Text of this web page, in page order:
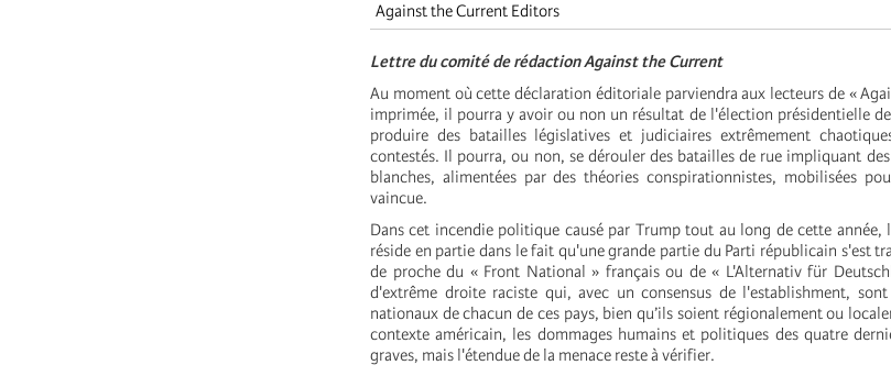
Against the Current Editors
Lettre du comité de rédaction Against the Current
Au moment où cette déclaration éditoriale parviendra aux lecteurs de «
imprimée, il pourra y avoir ou non un résultat de l'élection présidentielle
produire des batailles législatives et judiciaires extrêmement
contestés. Il pourra, ou non, se dérouler des batailles de rue impliquant
blanches, alimentées par des théories conspirationnistes, mobilisées
vaincue.
Dans cet incendie politique causé par Trump tout au long de cette
réside en partie dans le fait qu'une grande partie du Parti républicain s'est
de proche du « Front National » français ou de « L'Alternativ für
d'extrême droite raciste qui, avec un consensus de l'establishment,
nationaux de chacun de ces pays, bien qu’ils soient régionalement ou
contexte américain, les dommages humains et politiques des quatre
graves, mais l'étendue de la menace reste à vérifier.